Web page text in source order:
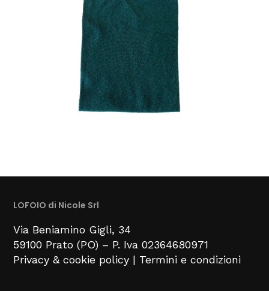
LOFOIO di Nicole Srl
Via Beniamino Gigli, 34
59100 Prato (PO) – P. Iva 02364680971
Privacy & cookie policy | Termini e condizioni